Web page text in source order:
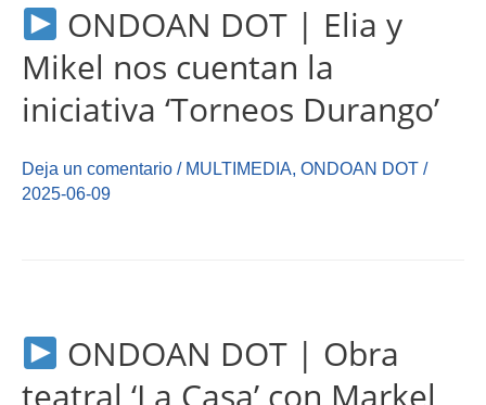
ONDOAN DOT | Elia y
Mikel nos cuentan la
iniciativa ‘Torneos Durango’
Deja un comentario / MULTIMEDIA ONDOAN DOT /
2025-06-09
ONDOAN DOT | Obra